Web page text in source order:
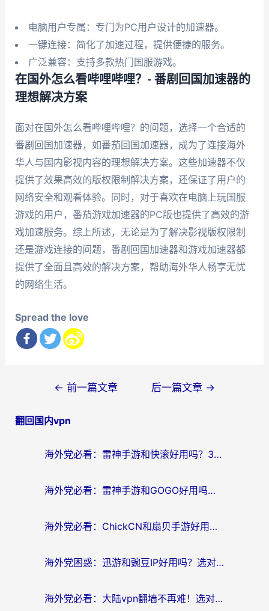
电脑用户专属：专门为PC用户设计的加速器。
一键连接：简化了加速过程，提供便捷的服务。
广泛兼容：支持多款热门国服游戏。
在国外怎么看哔哩哔哩？- 番剧回国加速器的
理想解决方案
面对在国外怎么看哔哩哔哩？的问题，选择一个合适的
番剧回国加速器，如番茄回国加速器，成为了连接海外
华人与国内影视内容的理想解决方案。这些加速器不仅
提供了效果高效的版权限制解决方案，还保证了用户的
网络安全和观看体验。同时，对于喜欢在电脑上玩国服
游戏的用户，番茄游戏加速器的PC版也提供了高效的游
戏加速服务。综上所述，无论是为了解决影视版权限制
还是游戏连接的问题，番剧回国加速器和游戏加速器都
提供了全面且高效的解决方案，帮助海外华人畅享无忧
的网络生活。
Spread the love
导
← 前一篇文章 后一篇文章 →
翻回国内vpn
海外党必看：雷神手游和快滚好用吗？3步选对回国加速器无缝刷国内资源
海外党必看：雷神手游和GOGO好用吗？3步选对回国加速器，无缝刷剧玩原神
海外党必看：ChickCN和扇贝手游好用吗？3步选对回国加速器无缝刷国内资源
海外党困惑：迅游和豌豆IP好用吗？选对回国加速器，刷剧游戏再也不卡
海外党必看：大陆vpn翻墙不再难！选对加速器，无缝刷国内资源